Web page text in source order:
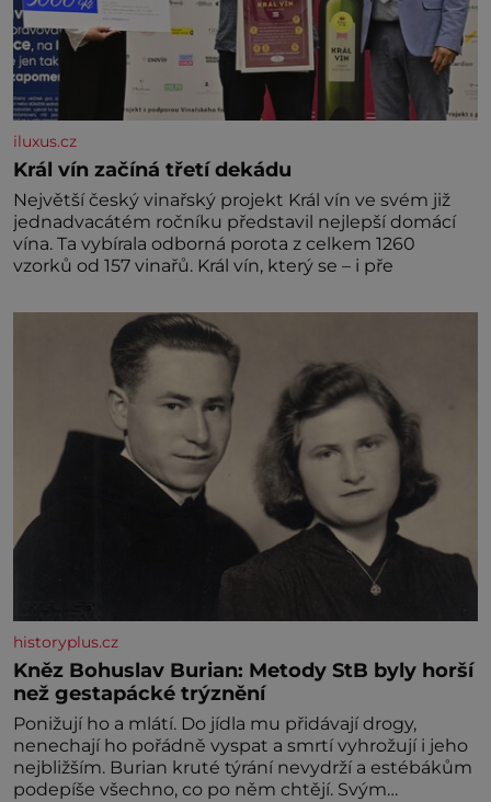
iluxus.cz
Král vín začíná třetí dekádu
Největší český vinařský projekt Král vín ve svém již
jednadvacátém ročníku představil nejlepší domácí
vína. Ta vybírala odborná porota z celkem 1260
vzorků od 157 vinařů. Král vín, který se – i pře
historyplus.cz
Kněz Bohuslav Burian: Metody StB byly horší
než gestapácké trýznění
Ponižují ho a mlátí. Do jídla mu přidávají drogy,
nenechají ho pořádně vyspat a smrtí vyhrožují i jeho
nejbližším. Burian kruté týrání nevydrží a estébákům
podepíše všechno, co po něm chtějí. Svým